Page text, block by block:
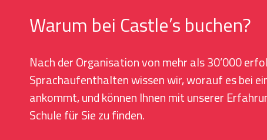
Warum bei Castle’s buchen?
Nach der Organisation von mehr als 30’000
Sprachaufenthalten wissen wir, worauf es bei
ankommt, und können Ihnen mit unserer
Schule für Sie zu finden.